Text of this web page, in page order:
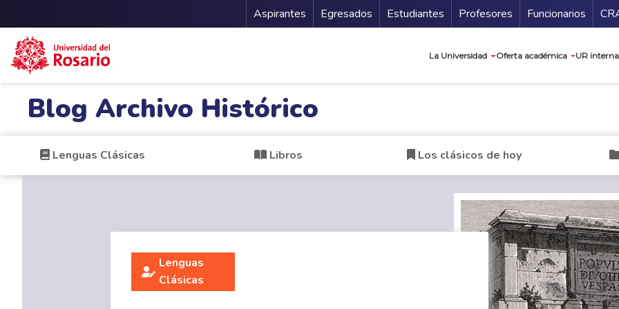
Menu Secundario
Aspirantes Egresados Estudiantes Profesores Funcionarios
La Universidad Oferta académica UR
Blog Archivo Histórico
Lenguas Clásicas Libros Los clásicos de hoy
Lenguas
Clásicas